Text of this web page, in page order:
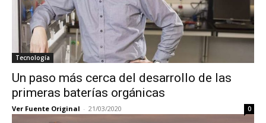
Tecnología
Un paso más cerca del desarrollo de las
primeras baterías orgánicas
Ver Fuente Original - 21/03/2020 0